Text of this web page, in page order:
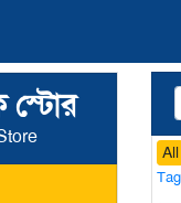
স্টোর
All